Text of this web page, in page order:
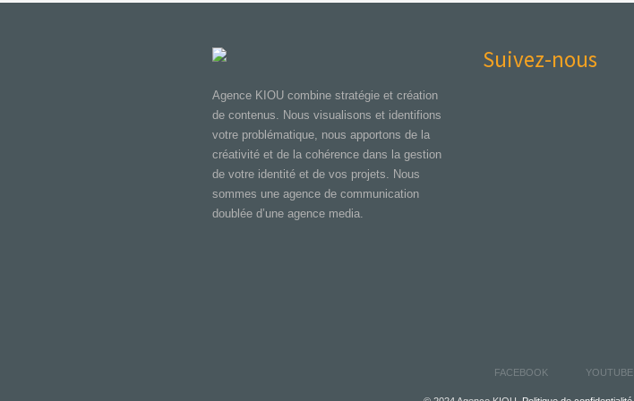
Agence KIOU combine stratégie et création
de contenus. Nous visualisons et identifions
votre problématique, nous apportons de la
créativité et de la cohérence dans la gestion
de votre identité et de vos projets. Nous
sommes une agence de communication
doublée d’une agence media.
Suivez-nous
FACEBOOK YOUTUBE